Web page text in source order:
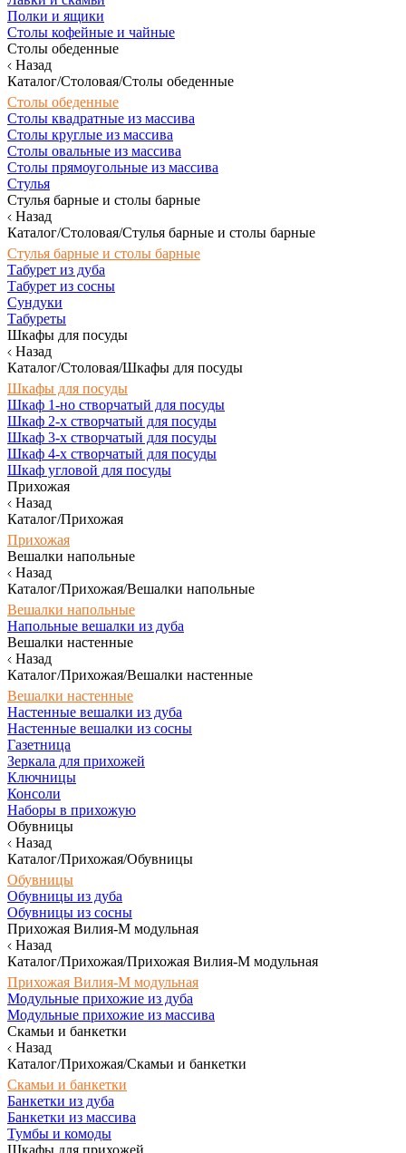
Полки и ящики
Столы кофейные и чайные
Столы обеденные
Назад
Каталог/Столовая/Столы обеденные
Столы обеденные
Столы квадратные из массива
Столы круглые из массива
Столы овальные из массива
Столы прямоугольные из массива
Стулья
Стулья барные и столы барные
Назад
Каталог/Столовая/Стулья барные и столы барные
Стулья барные и столы барные
Табурет из дуба
Табурет из сосны
Сундуки
Табуреты
Шкафы для посуды
Назад
Каталог/Столовая/Шкафы для посуды
Шкафы для посуды
Шкаф 1-но створчатый для посуды
Шкаф 2-х створчатый для посуды
Шкаф 3-х створчатый для посуды
Шкаф 4-х створчатый для посуды
Шкаф угловой для посуды
Прихожая
Назад
Каталог/Прихожая
Прихожая
Вешалки напольные
Назад
Каталог/Прихожая/Вешалки напольные
Вешалки напольные
Напольные вешалки из дуба
Вешалки настенные
Назад
Каталог/Прихожая/Вешалки настенные
Вешалки настенные
Настенные вешалки из дуба
Настенные вешалки из сосны
Газетница
Зеркала для прихожей
Ключницы
Консоли
Наборы в прихожую
Обувницы
Назад
Каталог/Прихожая/Обувницы
Обувницы
Обувницы из дуба
Обувницы из сосны
Прихожая Вилия-М модульная
Назад
Каталог/Прихожая/Прихожая Вилия-М модульная
Прихожая Вилия-М модульная
Модульные прихожие из дуба
Модульные прихожие из массива
Скамьи и банкетки
Назад
Каталог/Прихожая/Скамьи и банкетки
Скамьи и банкетки
Банкетки из дуба
Банкетки из массива
Тумбы и комоды
Шкафы для прихожей